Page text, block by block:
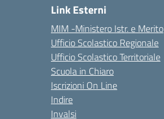
Link Esterni
MIM -Ministero Istr. e Merito
Ufficio Scolastico Regionale
Ufficio Scolastico Territoriale
Scuola in Chiaro
Iscrizioni On Line
Indire
Invalsi